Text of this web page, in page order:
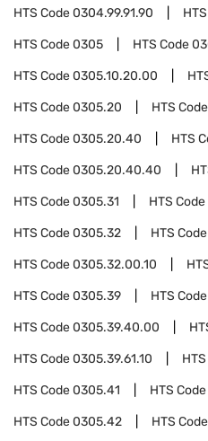
HTS Code0304.99.91.90
HTS Code0305 HTS Code
HTS Code0305.10.20.00
HTS Code0305.20 HTS Code
HTS Code0305.20.40 HTS
HTS Code0305.20.40.40
HTS Code0305.31 HTS Code
HTS Code0305.32 HTS Code
HTS Code0305.32.00.10
HTS Code0305.39 HTS Code
HTS Code0305.39.40.00
HTS Code0305.39.61.10
HTS Code0305.41 HTS Code
HTS Code0305.42 HTS Code